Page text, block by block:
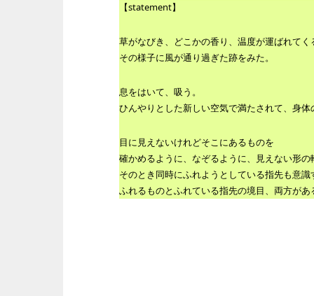
【statement】
草がなびき、どこかの香り、温度が運ばれてく
その様子に風が通り過ぎた跡をみた。
息をはいて、吸う。
ひんやりとした新しい空気で満たされて、身
目に見えないけれどそこにあるものを
確かめるように、なぞるように、見えない形
そのとき同時にふれようとしている指先も意識
ふれるものとふれている指先の境目、両方が